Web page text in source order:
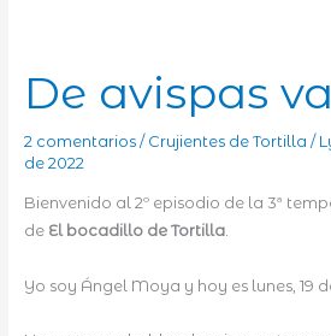
De avispas
2 comentarios / Crujientes de Tortilla /
de 2022
Bienvenido al 2º episodio de la 3ª
de El bocadillo de Tortilla.
Yo soy Ángel Moya y hoy es lunes, 19